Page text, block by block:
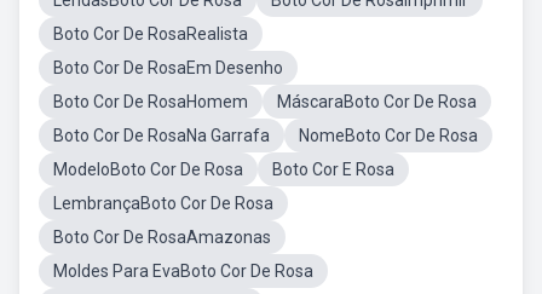
Boto Cor De RosaRealista
Boto Cor De RosaEm Desenho
Boto Cor De RosaHomem
MáscaraBoto Cor De Rosa
Boto Cor De RosaNa Garrafa
NomeBoto Cor De Rosa
ModeloBoto Cor De Rosa
Boto Cor E Rosa
LembrançaBoto Cor De Rosa
Boto Cor De RosaAmazonas
Moldes Para EvaBoto Cor De Rosa